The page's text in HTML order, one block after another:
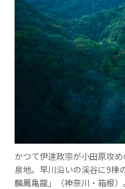
かつて伊達政宗が小田原攻
泉地。早川沿いの渓谷に9棟
麟鳳亀龍」（神奈川・箱根）。